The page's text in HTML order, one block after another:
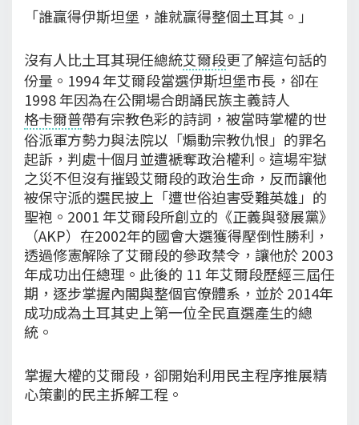
「誰贏得伊斯坦堡，誰就贏得整個土耳其。」
沒有人比土耳其現任總統艾爾段更了解這句話的
份量。1994 年艾爾段當選伊斯坦堡市長，卻在
1998 年因為在公開場合朗誦民族主義詩人
格卡爾普帶有宗教色彩的詩詞，被當時掌權的世
俗派軍方勢力與法院以「煽動宗教仇恨」的罪名
起訴，判處十個月並遭褫奪政治權利。這場牢獄
之災不但沒有摧毀艾爾段的政治生命，反而讓他
被保守派的選民披上「遭世俗迫害受難英雄」的
聖袍。2001 年艾爾段所創立的《正義與發展黨》
（AKP）在2002年的國會大選獲得壓倒性勝利，
透過修憲解除了艾爾段的參政禁令，讓他於 2003
年成功出任總理。此後的 11 年艾爾段歷經三屆任
期，逐步掌握內閣與整個官僚體系，並於 2014年
成功成為土耳其史上第一位全民直選產生的總
統。
掌握大權的艾爾段，卻開始利用民主程序推展精
心策劃的民主拆解工程。